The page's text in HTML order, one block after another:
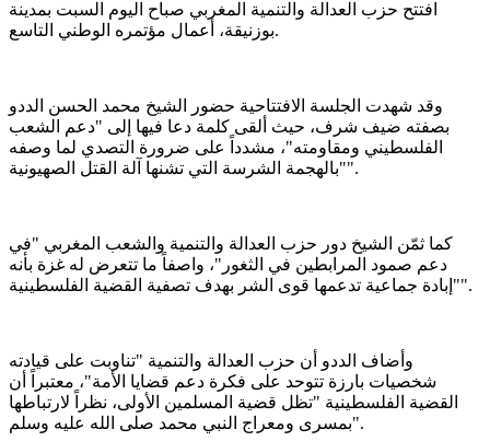
افتتح حزب العدالة والتنمية المغربي صباح اليوم السبت بمدينة
بوزنيقة، أعمال مؤتمره الوطني التاسع.
وقد شهدت الجلسة الافتتاحية حضور الشيخ محمد الحسن الددو
بصفته ضيف شرف، حيث ألقى كلمة دعا فيها إلى "دعم الشعب
الفلسطيني ومقاومته"، مشدداً على ضرورة التصدي لما وصفه
"بالهجمة الشرسة التي تشنها آلة القتل الصهيونية".
كما ثمّن الشيخ دور حزب العدالة والتنمية والشعب المغربي "في
دعم صمود المرابطين في الثغور"، واصفاً ما تتعرض له غزة بأنه
"إبادة جماعية تدعمها قوى الشر بهدف تصفية القضية الفلسطينية".
وأضاف الددو أن حزب العدالة والتنمية "تناوبت على قيادته
شخصيات بارزة تتوحد على فكرة دعم قضايا الأمة"، معتبراً أن
القضية الفلسطينية "تظل قضية المسلمين الأولى، نظراً لارتباطها
بمسرى ومعراج النبي محمد صلى الله عليه وسلم".